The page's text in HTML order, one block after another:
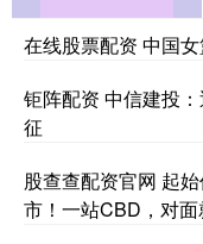
在线股票配资 中国
钜阵配资 中信建投
征
股查查配资官网 起
市！一站CBD，对